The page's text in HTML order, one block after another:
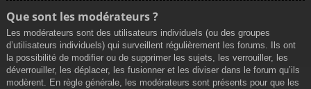
Que sont les modérateurs ?
Les modérateurs sont des utilisateurs individuels (ou des groupes
d’utilisateurs individuels) qui surveillent régulièrement les forums. Ils ont
la possibilité de modifier ou de supprimer les sujets, les verrouiller, les
déverrouiller, les déplacer, les fusionner et les diviser dans le forum qu’ils
modèrent. En règle générale, les modérateurs sont présents pour que les